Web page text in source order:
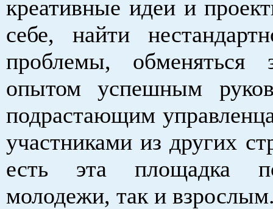
креативные идеи и
себе, найти
проблемы, обменяться
опытом успешным
подрастающим
участниками из других
есть эта площадка
молодежи, так и